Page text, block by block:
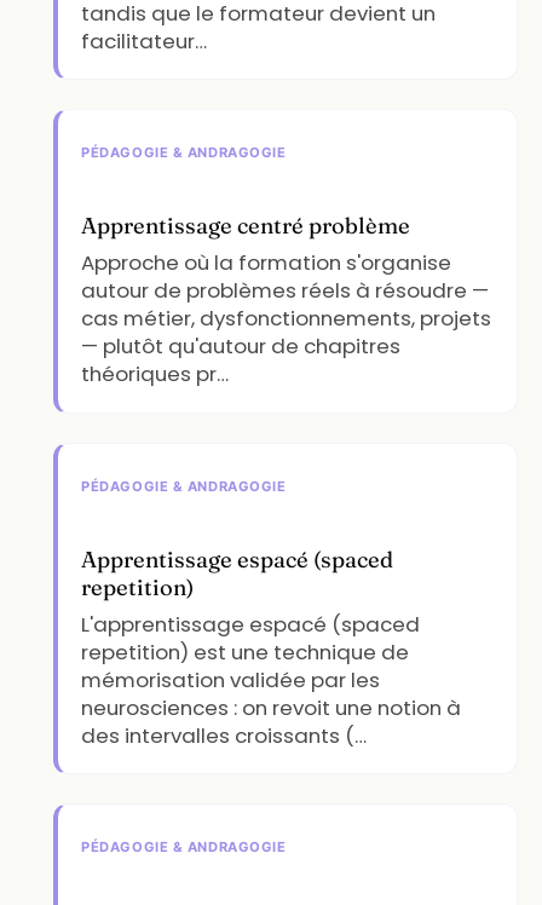
tandis que le formateur devient un
facilitateur…
PÉDAGOGIE & ANDRAGOGIE
Apprentissage centré problème
Approche où la formation s'organise
autour de problèmes réels à résoudre —
cas métier, dysfonctionnements, projets
— plutôt qu'autour de chapitres
théoriques pr…
PÉDAGOGIE & ANDRAGOGIE
Apprentissage espacé (spaced
repetition)
L'apprentissage espacé (spaced
repetition) est une technique de
mémorisation validée par les
neurosciences : on revoit une notion à
des intervalles croissants (…
PÉDAGOGIE & ANDRAGOGIE